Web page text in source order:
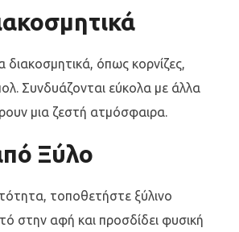
διακοσμητικά, όπως κορνίζες,
Συνδυάζονται εύκολα με άλλα
μια ζεστή ατμόσφαιρα.
Ξύλο
τοποθετήστε ξύλινο
στην αφή και προσδίδει φυσική